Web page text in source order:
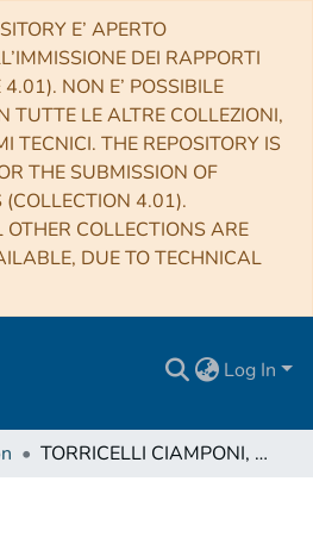
E’ APERTO
DEI RAPPORTI
NON E’ POSSIBILE
TUTTE LE ALTRE COLLEZIONI,
TECNICI. THE REPOSITORY IS
THE SUBMISSION OF
(COLLECTION 4.01).
COLLECTIONS ARE
DUE TO TECHNICAL
Log In
TORRICELLI CIAMPONI, Guidetta